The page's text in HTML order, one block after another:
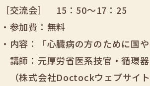
［交流会］ 15：50～17：25
・参加費：無料
・内容：「心臓病の方のために国
講師：元厚労省医系技官・循環
（株式会社Doctockウェブサイ